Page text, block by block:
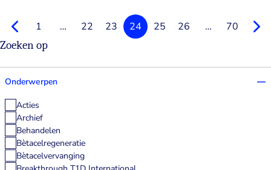
Vorighe
1 … 22 23 24 25 26 … 70
Zoeken op
Onderwerpen
Acties
Archief
Behandelen
Bètacelregeneratie
Bètacelvervanging